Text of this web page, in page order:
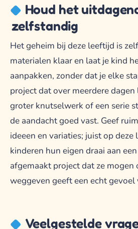
Houd het
zelfstandig
Het geheim bij deze leeftijd is
materialen klaar en laat je kind
aanpakken, zonder dat je elke
project dat over meerdere
groter knutselwerk of een serie
de aandacht goed vast. Geef
ideeen en variaties; juist op
kinderen hun eigen draai aan
afgemaakt project dat ze mogen
weggeven geeft een echt gevoel
Veelgestelde